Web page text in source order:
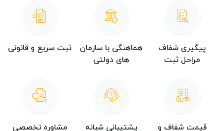
پیگیری شفاف
مراحل ثبت
هماهنگی با سازمان
های دولتی
ثبت سریع و قانونی
قیمت شفاف و
پشتیبانی شبانه
مشاوره تخصصی